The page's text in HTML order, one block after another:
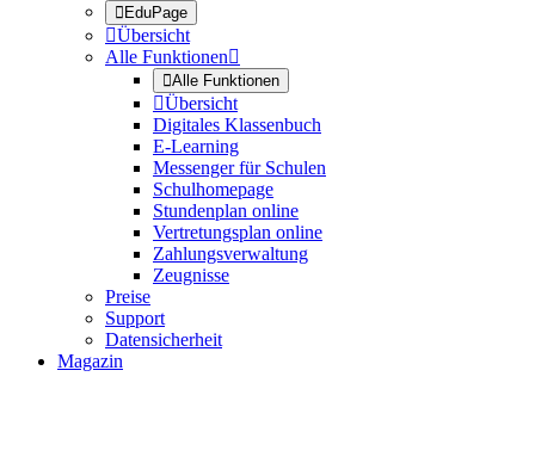
EduPage
Übersicht
Alle Funktionen
Alle Funktionen
Übersicht
Digitales Klassenbuch
E-Learning
Messenger für Schulen
Schulhomepage
Stundenplan online
Vertretungsplan online
Zahlungsverwaltung
Zeugnisse
Preise
Support
Datensicherheit
Magazin